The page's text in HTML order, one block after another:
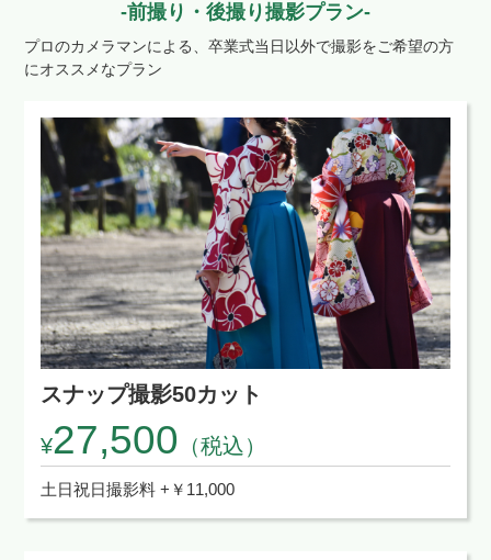
-前撮り・後撮り撮影プラン-
プロのカメラマンによる、卒業式当日以外で撮影をご希望の方
にオススメなプラン
スナップ撮影50カット
¥27,500 （税込）
土日祝日撮影料 +￥11,000